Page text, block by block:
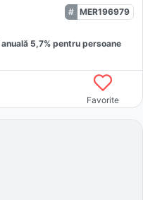
MER196979
anuală 5,7% pentru persoane
Favorite